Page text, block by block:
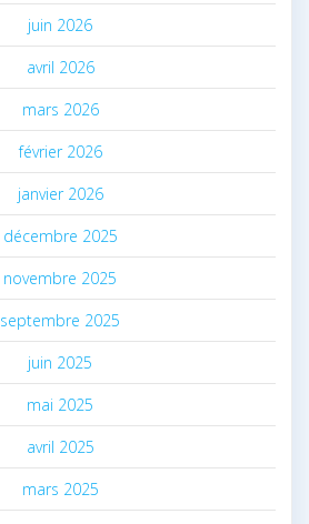
juin 2026
avril 2026
mars 2026
février 2026
janvier 2026
décembre 2025
novembre 2025
septembre 2025
juin 2025
mai 2025
avril 2025
mars 2025